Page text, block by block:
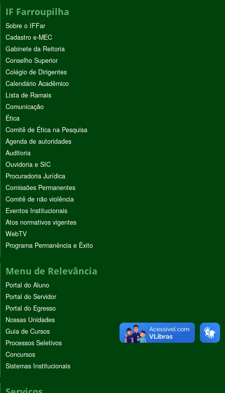
IF Farroupilha
Sobre o IFFar
Cadastro e-MEC
Gabinete da Reitoria
Conselho Superior
Colégio de Dirigentes
Calendário Acadêmico
Lista de Ramais
Comunicação
Ética
Comitê de Ética na Pesquisa
Agenda de autoridades
Auditoria
Ouvidoria e SIC
Procuradoria Jurídica
Comissões Permanentes
Comitê de não violência
Eventos Institucionais
Atos normativos vigentes
WebTV
Programa Permanência e Êxito
Menu de Relevância
Portal do Aluno
Portal do Servidor
Portal do Egresso
Nossas Unidades
Guia de Cursos
Processos Seletivos
Concursos
Sistemas Institucionais